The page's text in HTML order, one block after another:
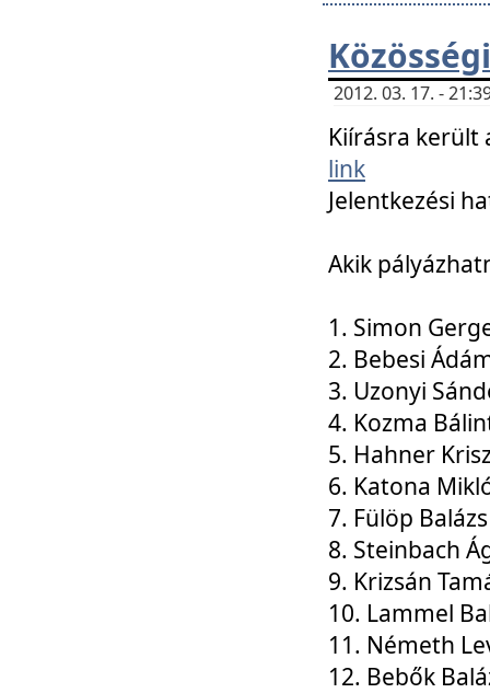
2012. 03. 17. -
Kiírásra került
link
Jelentkezési
Akik
1. Simon
2. Bebesi
3. Uzonyi
4. Kozma
5. Hahner
6. Katona
7. Fülöp Balázs
8. Steinbach
9. Krizsán
10. Lammel
11. Németh
12. Bebők